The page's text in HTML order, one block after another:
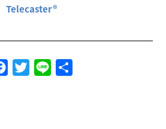
Telecaster®︎
FacebookTwitterLine